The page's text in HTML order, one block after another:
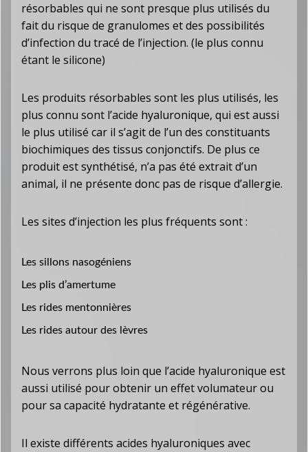
résorbables qui ne sont presque plus utilisés du
fait du risque de granulomes et des possibilités
d’infection du tracé de l’injection. (le plus connu
étant le silicone)
Les produits résorbables sont les plus utilisés, les
plus connu sont l’acide hyaluronique, qui est aussi
le plus utilisé car il s’agit de l’un des constituants
biochimiques des tissus conjonctifs. De plus ce
produit est synthétisé, n’a pas été extrait d’un
animal, il ne présente donc pas de risque d’allergie.
Les sites d’injection les plus fréquents sont :
Les sillons nasogéniens
Les plis d’amertume
Les rides mentonnières
Les rides autour des lèvres
Nous verrons plus loin que l’acide hyaluronique est
aussi utilisé pour obtenir un effet volumateur ou
pour sa capacité hydratante et régénérative.
Il existe différents acides hyaluroniques avec